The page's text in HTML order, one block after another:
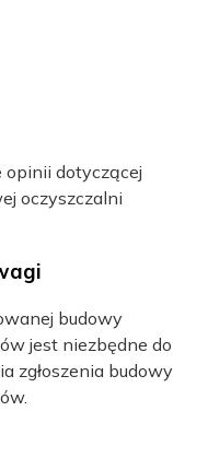
dotyczącej
oczyszczalni
budowy
jest niezbędne do
zgłoszenia budowy